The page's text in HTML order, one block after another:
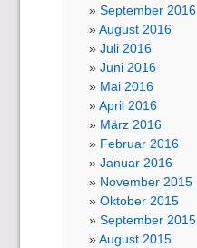
September 2016
August 2016
Juli 2016
Juni 2016
Mai 2016
April 2016
März 2016
Februar 2016
Januar 2016
November 2015
Oktober 2015
September 2015
August 2015